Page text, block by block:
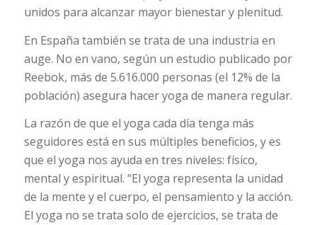
unidos para alcanzar mayor bienestar y plenitud.
En España también se trata de una industria en
auge. No en vano, según un estudio publicado por
Reebok, más de 5.616.000 personas (el 12% de la
población) asegura hacer yoga de manera regular.
La razón de que el yoga cada día tenga más
seguidores está en sus múltiples beneficios, y es
que el yoga nos ayuda en tres niveles: físico,
mental y espiritual. “El yoga representa la unidad
de la mente y el cuerpo, el pensamiento y la acción.
El yoga no se trata solo de ejercicios, se trata de